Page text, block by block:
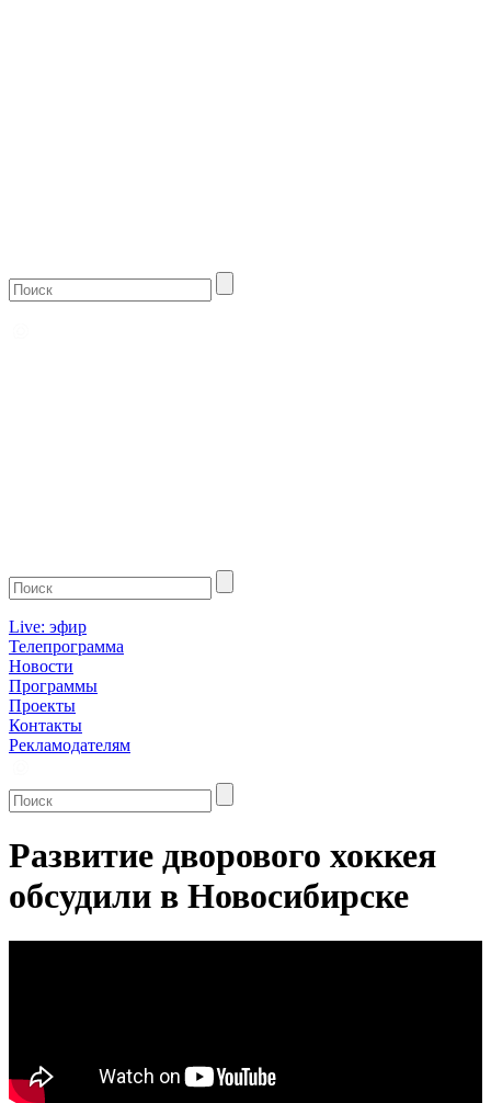
Live: эфир
Телепрограмма
Новости
Программы
Проекты
Контакты
Рекламодателям
Развитие дворового хоккея
обсудили в Новосибирске